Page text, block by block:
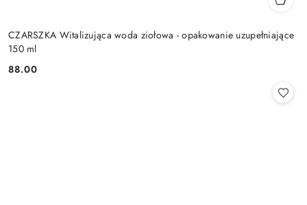
CZARSZKA Witalizująca woda ziołowa - opakowanie uzupełniające
150 ml
Cena:
88.00